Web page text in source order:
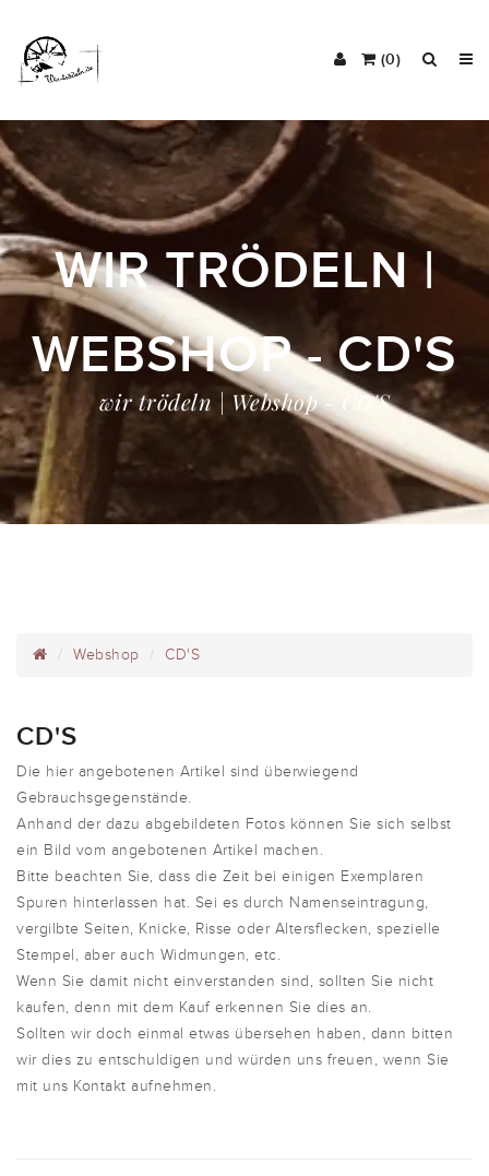
(0)
WIR TRÖDELN |
WEBSHOP - CD'S
wir trödeln | Webshop - CD'S
Webshop CD'S
CD'S
Die hier angebotenen Artikel sind überwiegend
Gebrauchsgegenstände.
Anhand der dazu abgebildeten Fotos können Sie sich selbst
ein Bild vom angebotenen Artikel machen.
Bitte beachten Sie, dass die Zeit bei einigen Exemplaren
Spuren hinterlassen hat. Sei es durch Namenseintragung,
vergilbte Seiten, Knicke, Risse oder Altersflecken, spezielle
Stempel, aber auch Widmungen, etc.
Wenn Sie damit nicht einverstanden sind, sollten Sie nicht
kaufen, denn mit dem Kauf erkennen Sie dies an.
Sollten wir doch einmal etwas übersehen haben, dann bitten
wir dies zu entschuldigen und würden uns freuen, wenn Sie
mit uns Kontakt aufnehmen.